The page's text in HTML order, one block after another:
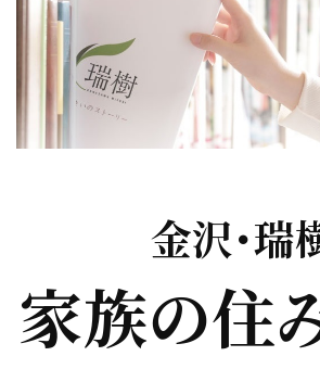
金沢･瑞
家族の住